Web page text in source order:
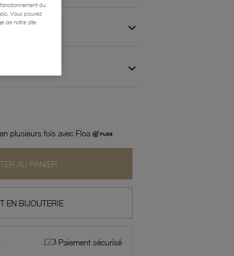
plusieurs fois avec Floa
AU PANIER
EN BIJOUTERIE
Paiement sécurisé
du
Vous pouvez
de notre site.